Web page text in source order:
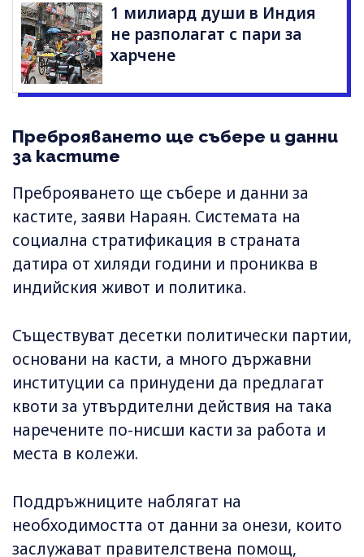
1 милиард души в Индия
не разполагат с пари за
харчене
Преброяването ще събере и данни
за кастите
Преброяването ще събере и данни за
кастите, заяви Нараян. Системата на
социална стратификация в страната
датира от хиляди години и прониква в
индийския живот и политика.
Съществуват десетки политически партии,
основани на касти, а много държавни
институции са принудени да предлагат
квоти за утвърдителни действия на така
наречените по-нисши касти за работа и
места в колежи.
Поддръжниците наблягат на
необходимостта от данни за онези, които
заслужават правителствена помощ,